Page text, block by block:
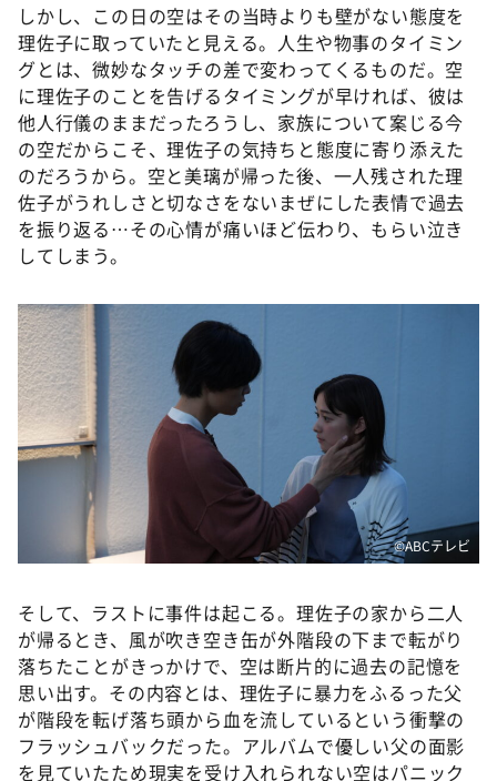
しかし、この日の空はその当時よりも壁がない態度を
理佐子に取っていたと見える。人生や物事のタイミン
グとは、微妙なタッチの差で変わってくるものだ。空
に理佐子のことを告げるタイミングが早ければ、彼は
他人行儀のままだったろうし、家族について案じる今
の空だからこそ、理佐子の気持ちと態度に寄り添えた
のだろうから。空と美璃が帰った後、一人残された理
佐子がうれしさと切なさをないまぜにした表情で過去
を振り返る…その心情が痛いほど伝わり、もらい泣き
してしまう。
©️ABCテレビ
そして、ラストに事件は起こる。理佐子の家から二人
が帰るとき、風が吹き空き缶が外階段の下まで転がり
落ちたことがきっかけで、空は断片的に過去の記憶を
思い出す。その内容とは、理佐子に暴力をふるった父
が階段を転げ落ち頭から血を流しているという衝撃の
フラッシュバックだった。アルバムで優しい父の面影
を見ていたため現実を受け入れられない空はパニック